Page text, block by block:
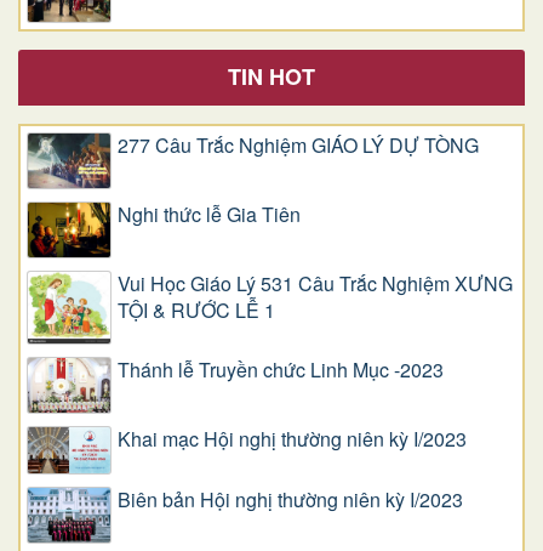
TIN HOT
277 Câu Trắc Nghiệm GIÁO LÝ DỰ TÒNG
Nghi thức lễ Gia Tiên
Vui Học Giáo Lý 531 Câu Trắc Nghiệm XƯNG
TỘI & RƯỚC LỄ 1
Thánh lễ Truyền chức Linh Mục -2023
Khai mạc Hội nghị thường niên kỳ I/2023
Biên bản Hội nghị thường niên kỳ I/2023